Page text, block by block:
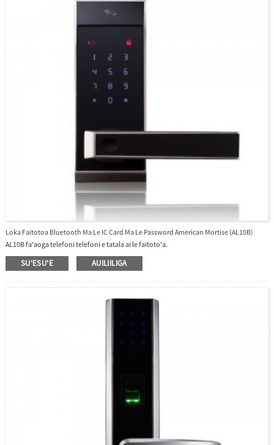
Loka Faitotoa Bluetooth Ma Le IC Card Ma Le Password American Mortise (AL10B)
AL10B fa'aoga telefoni telefoni e tatala ai le faitoto'a.
SU'ESU'E AUILIILIGA